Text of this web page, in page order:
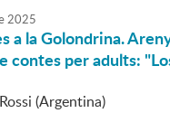
2025
a la Golondrina.
contes per adults:
(Argentina)